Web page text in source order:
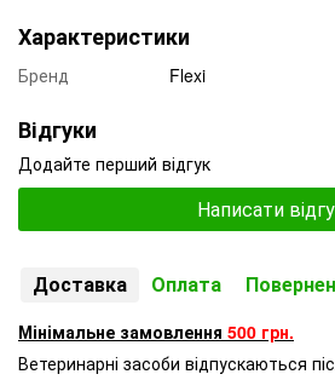
Характеристики
Бренд Flexi
Відгуки
Додайте перший відгук
Написати
Доставка Оплата
Мінімальне замовлення 500 грн.
Ветеринарні засоби відпускаються